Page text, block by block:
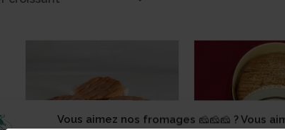
Vous aimez nos fromages 🧀🧀🧀 ? Vous